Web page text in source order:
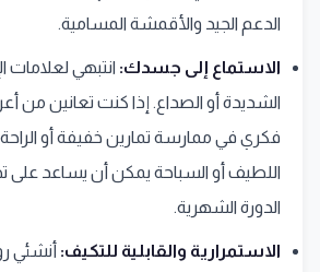
الدعم الجيد والأقمشة المسامية.
الاستماع إلى جسدك: انتبهي لعلامات
الشديدة أو الصداع. إذا كنت تعانين من
فكري في ممارسة تمارين خفيفة أو
اللطيف أو السباحة يمكن أن يساعد على
الدورة الشهرية.
الاستمرارية والقابلية للتكيف: أنشئي